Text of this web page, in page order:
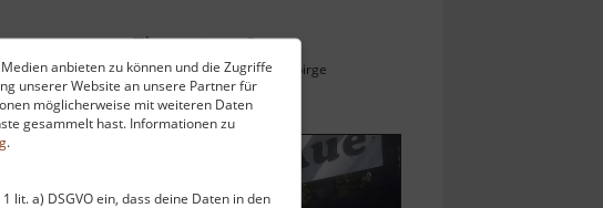
anbieten zu können und die Zugriffe
unserer Website an unsere Partner für
möglicherweise mit weiteren Daten
gesammelt hast. Informationen zu
.
lit. a) DSGVO ein, dass deine Daten in den
Tiergarten Aue
Zoo der Minis / Westerzgebirge
aktuell vom 13.04.2026 / Zugriffe: 22056
20 km vom aktuellen Standort